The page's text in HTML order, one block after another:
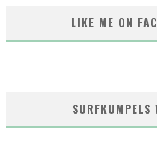
LIKE ME ON
SURFKUMPELS